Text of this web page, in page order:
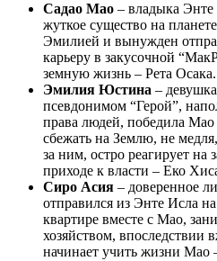
Садао Мао – владыка Энте
жуткое существо на
Эмилией и вынужден
карьеру в закусочной
земную жизнь – Рета Осака.
Эмилия Юстина –
псевдонимом “Герой”,
права людей, победила Мао
сбежать на Землю, не
за ним, остро реагирует на
приходе к власти – Еко
Сиро Асия – доверенное
отправился из Энте Исла
квартире вместе с Мао,
хозяйством, впоследствии
начинает учить жизни